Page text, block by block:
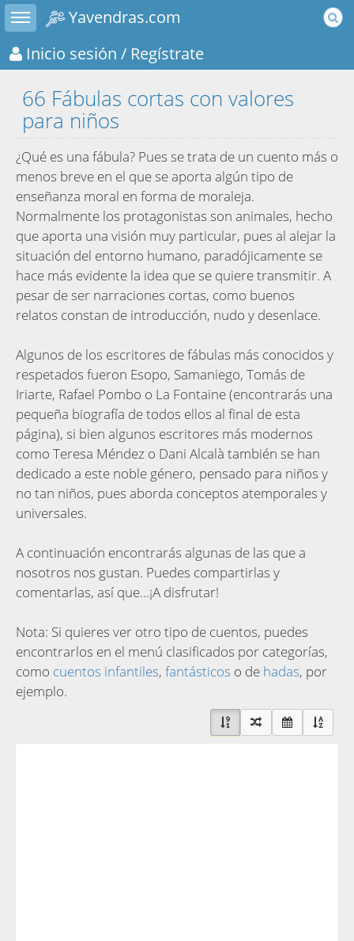
Toggle sidebar
Yavendras.com
Inicio sesión / Regístrate
66 Fábulas cortas con valores
para niños
¿Qué es una fábula? Pues se trata de un cuento más o
menos breve en el que se aporta algún tipo de
enseñanza moral en forma de moraleja.
Normalmente los protagonistas son animales, hecho
que aporta una visión muy particular, pues al alejar la
situación del entorno humano, paradójicamente se
hace más evidente la idea que se quiere transmitir. A
pesar de ser narraciones cortas, como buenos
relatos constan de introducción, nudo y desenlace.
Algunos de los escritores de fábulas más conocidos y
respetados fueron Esopo, Samaniego, Tomás de
Iriarte, Rafael Pombo o La Fontaine (encontrarás una
pequeña biografía de todos ellos al final de esta
página), si bien algunos escritores más modernos
como Teresa Méndez o Dani Alcalà también se han
dedicado a este noble género, pensado para niños y
no tan niños, pues aborda conceptos atemporales y
universales.
A continuación encontrarás algunas de las que a
nosotros nos gustan. Puedes compartirlas y
comentarlas, así que...¡A disfrutar!
Nota: Si quieres ver otro tipo de cuentos, puedes
encontrarlos en el menú clasificados por categorías,
como cuentos infantiles, fantásticos o de hadas, por
ejemplo.